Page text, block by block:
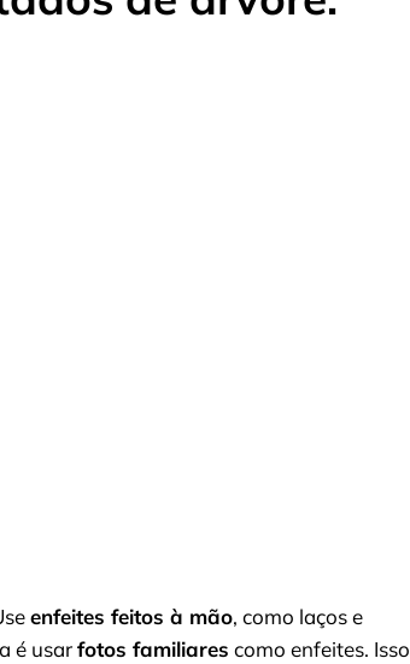
enfeites feitos à mão, como laços e
é usarfotos familiares como enfeites. Isso